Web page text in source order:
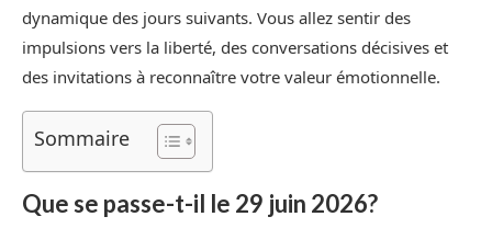
dynamique des jours suivants. Vous allez sentir des
impulsions vers la liberté, des conversations décisives et
des invitations à reconnaître votre valeur émotionnelle.
Sommaire
Que se passe-t-il le 29 juin 2026?